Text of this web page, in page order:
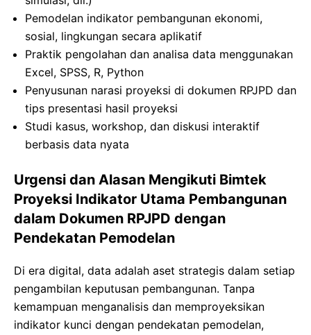
Pemodelan indikator pembangunan ekonomi,
sosial, lingkungan secara aplikatif
Praktik pengolahan dan analisa data menggunakan
Excel, SPSS, R, Python
Penyusunan narasi proyeksi di dokumen RPJPD dan
tips presentasi hasil proyeksi
Studi kasus, workshop, dan diskusi interaktif
berbasis data nyata
Urgensi dan Alasan Mengikuti Bimtek
Proyeksi Indikator Utama Pembangunan
dalam Dokumen RPJPD dengan
Pendekatan Pemodelan
Di era digital, data adalah aset strategis dalam setiap
pengambilan keputusan pembangunan. Tanpa
kemampuan menganalisis dan memproyeksikan
indikator kunci dengan pendekatan pemodelan,